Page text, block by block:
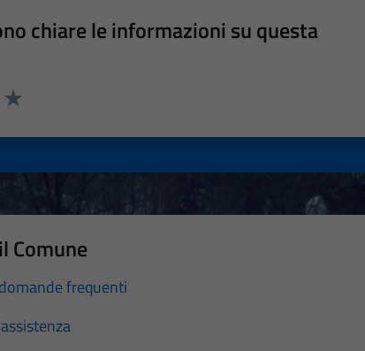
chiare le informazioni su questa
Comune
frequenti